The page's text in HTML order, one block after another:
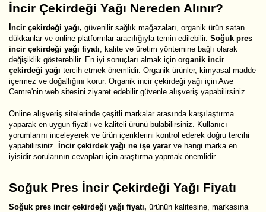
İncir Çekirdeği Yağı Nereden Alınır?
İncir çekirdeği yağı, güvenilir sağlık mağazaları, organik ürün satan
dükkanlar ve online platformlar aracılığıyla temin edilebilir. Soğuk pres
incir çekirdeği yağı fiyatı , kalite ve üretim yöntemine bağlı olarak
değişiklik gösterebilir. En iyi sonuçları almak için organik incir
çekirdeği yağı tercih etmek önemlidir. Organik ürünler, kimyasal madde
içermez ve doğallığını korur. Organik incir çekirdeği yağı için Awe
Cemre'nin web sitesini ziyaret edebilir güvenle alışveriş yapabilirsiniz.
Online alışveriş sitelerinde çeşitli markalar arasında karşılaştırma
yaparak en uygun fiyatlı ve kaliteli ürünü bulabilirsiniz. Kullanıcı
yorumlarını inceleyerek ve ürün içeriklerini kontrol ederek doğru tercihi
yapabilirsiniz. İncir çekirdek yağı ne işe yarar ve hangi marka en
iyisidir sorularının cevapları için araştırma yapmak önemlidir.
Soğuk Pres İncir Çekirdeği Yağı Fiyatı
Soğuk pres incir çekirdeği yağı fiyatı, ürünün kalitesine, markasına